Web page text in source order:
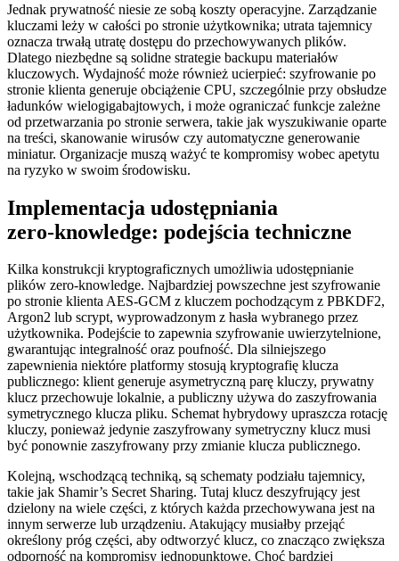
Jednak prywatność niesie ze sobą koszty operacyjne. Zarządzanie
kluczami leży w całości po stronie użytkownika; utrata tajemnicy
oznacza trwałą utratę dostępu do przechowywanych plików.
Dlatego niezbędne są solidne strategie backupu materiałów
kluczowych. Wydajność może również ucierpieć: szyfrowanie po
stronie klienta generuje obciążenie CPU, szczególnie przy obsłudze
ładunków wielogigabajtowych, i może ograniczać funkcje zależne
od przetwarzania po stronie serwera, takie jak wyszukiwanie oparte
na treści, skanowanie wirusów czy automatyczne generowanie
miniatur. Organizacje muszą ważyć te kompromisy wobec apetytu
na ryzyko w swoim środowisku.
Implementacja udostępniania
zero‑knowledge: podejścia techniczne
Kilka konstrukcji kryptograficznych umożliwia udostępnianie
plików zero‑knowledge. Najbardziej powszechne jest szyfrowanie
po stronie klienta AES‑GCM z kluczem pochodzącym z PBKDF2,
Argon2 lub scrypt, wyprowadzonym z hasła wybranego przez
użytkownika. Podejście to zapewnia szyfrowanie uwierzytelnione,
gwarantując integralność oraz poufność. Dla silniejszego
zapewnienia niektóre platformy stosują kryptografię klucza
publicznego: klient generuje asymetryczną parę kluczy, prywatny
klucz przechowuje lokalnie, a publiczny używa do zaszyfrowania
symetrycznego klucza pliku. Schemat hybrydowy upraszcza rotację
kluczy, ponieważ jedynie zaszyfrowany symetryczny klucz musi
być ponownie zaszyfrowany przy zmianie klucza publicznego.
Kolejną, wschodzącą techniką, są schematy podziału tajemnicy,
takie jak Shamir’s Secret Sharing. Tutaj klucz deszyfrujący jest
dzielony na wiele części, z których każda przechowywana jest na
innym serwerze lub urządzeniu. Atakujący musiałby przejąć
określony próg części, aby odtworzyć klucz, co znacząco zwiększa
odporność na kompromisy jednopunktowe. Choć bardziej